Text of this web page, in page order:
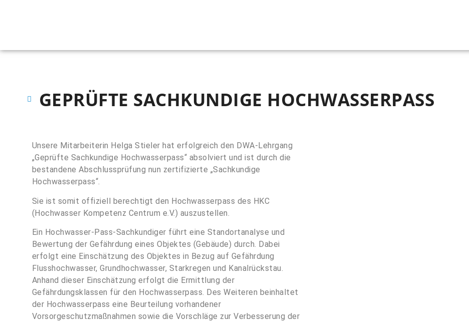
GEPRÜFTE SACHKUNDIGE HOCHWASSERPASS
Unsere Mitarbeiterin Helga Stieler hat erfolgreich den DWA-Lehrgang
„Geprüfte Sachkundige Hochwasserpass“ absolviert und ist durch die
bestandene Abschlussprüfung nun zertifizierte „Sachkundige
Hochwasserpass“.
Sie ist somit offiziell berechtigt den Hochwasserpass des HKC
(Hochwasser Kompetenz Centrum e.V.) auszustellen.
Ein Hochwasser-Pass-Sachkundiger führt eine Standortanalyse und
Bewertung der Gefährdung eines Objektes (Gebäude) durch. Dabei
erfolgt eine Einschätzung des Objektes in Bezug auf Gefährdung
Flusshochwasser, Grundhochwasser, Starkregen und Kanalrückstau.
Anhand dieser Einschätzung erfolgt die Ermittlung der
Gefährdungsklassen für den Hochwasserpass. Des Weiteren beinhaltet
der Hochwasserpass eine Beurteilung vorhandener
Vorsorgeschutzmaßnahmen sowie die Vorschläge zur Verbesserung der